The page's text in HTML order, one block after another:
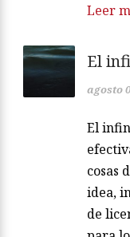
Leer
El
agosto
El
cosas
idea,
de